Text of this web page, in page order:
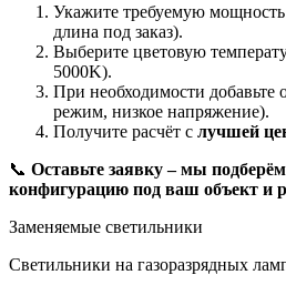
Укажите требуемую мощность
длина под заказ).
Выберите цветовую
5000K).
При необходимости
режим, низкое напряжение).
Получите расчёт с лучшей
📞 Оставьте заявку – мы
конфигурацию под ваш объект и
Заменяемые светильники
Светильники на газоразрядных